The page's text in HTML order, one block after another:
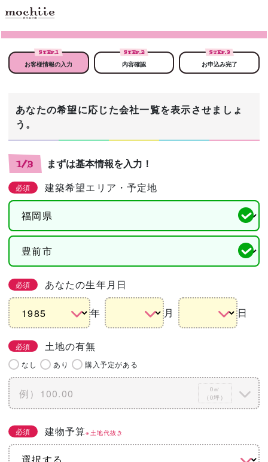
STEP.1
お客様情報の入力
STEP.2
内容確認
STEP.3
お申込み完了
あなたの希望に応じた会社一覧を表示させましょ
う。
1/3 まずは基本情報を入力！
必須 建築希望エリア・予定地
必須 あなたの生年月日
年 月 日
必須 土地の有無
なし あり 購入予定がある
0㎡
（0坪）
必須 建物予算※土地代抜き